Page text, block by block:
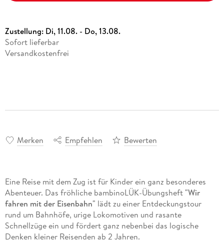
Zustellung: Di, 11.08. - Do, 13.08.
Sofort lieferbar
Versandkostenfrei
Merken Empfehlen Bewerten
Eine Reise mit dem Zug ist für Kinder ein ganz besonderes
Abenteuer. Das fröhliche bambinoLÜK-Übungsheft "Wir
fahren mit der Eisenbahn" lädt zu einer Entdeckungstour
rund um Bahnhöfe, urige Lokomotiven und rasante
Schnellzüge ein und fördert ganz nebenbei das logische
Denken kleiner Reisenden ab 2 Jahren.